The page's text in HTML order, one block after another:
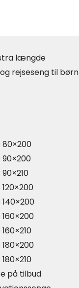
længde
rejseseng til børn
80×200
90×200
på tilbud